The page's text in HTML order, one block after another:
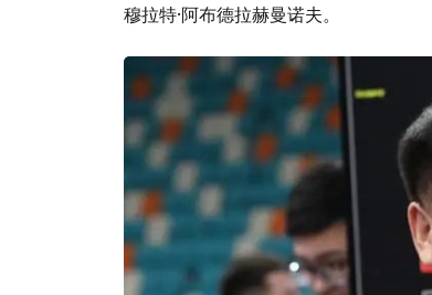
穆拉特·阿布德拉赫曼诺夫。